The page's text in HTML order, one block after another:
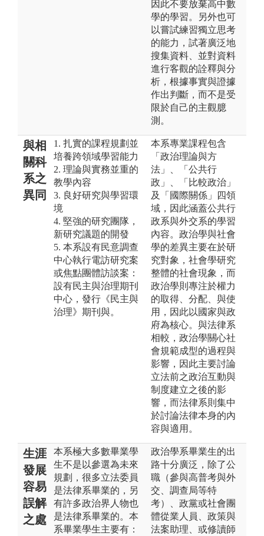
因此不要放棄高中數
學的學習。另外也可
以嘗試練習獨立思考
的能力，試著廣泛地
搜集資料、並對資料
進行客觀的詮釋與分
析，根據事實與證據
作出判斷，而不是受
限於自己的主觀臆
測。
與相
關科
系之
異同
1. 扎實的課程規劃並
培養跨領域學習能力
2. 理論與實務並重的
教學內容
3. 良好研究與學習環
境
4. 堅強的研究團隊，
新研究議題的開發
5. 本系設有民意調查
中心執行電訪研究案
或焦點團體訪談案：
設有民主與治理期刊
中心，發行《民主與
治理》期刊與。
本系專業課程包含
「政治理論與方
法」、「公共行
政」、「比較政治」
及「國際關係」四領
域，因此涵蓋公共行
政系與外交系的學習
內容。政治學與社會
學的差異主要在於研
究對象，社會學研究
整體的社會現象，而
政治學則專注於權力
的取得、分配、與使
用，因此以國家與政
府為核心。與法律系
相較，政治學關心社
會規範成型的過程與
影響，因此主要討論
立法前之政治互動與
制度建立之後的影
響，而法律系則集中
於討論法律本身的內
容與適用。
生涯
發展
容易
誤解
之處
本系極大多數畢業學
生不是以參選為未來
規劃，很多立法委員
是法律系畢業的，另
有許多政治界人物也
是法律系畢業的。本
系畢業學生主要有：
政治學系畢業生的出
路十分廣泛，除了公
職（參與高普考與外
交、調查局等特
考）、政黨或社會團
體從業人員、政策與
法案助理、或修讀師